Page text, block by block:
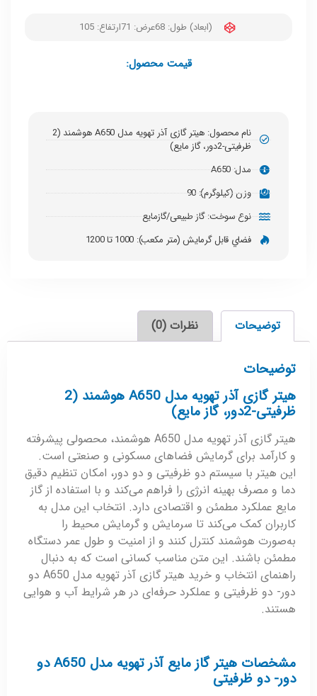
(ابعاد) طول: 68 عرض: 71 ارتفاع: 105
قیمت محصول:
نام محصول: هیتر گازی آذر تهویه مدل A650 هوشمند (2
ظرفیتی-2دور، گاز مایع)
مدل: A650
وزن (کیلوگرم): 90
نوع سوخت: گاز طبیعی/گازمایع
فضاي قابل گرمايش (متر مكعب): 1000 تا 1200
توضیحات نظرات (0)
توضیحات
هیتر گازی آذر تهویه مدل A650 هوشمند (2
ظرفیتی-2دور، گاز مایع)
هیتر گازی آذر تهویه مدل A650 هوشمند، محصولی پیشرفته
و کارآمد برای گرمایش فضاهای مسکونی و صنعتی است.
این هیتر با سیستم دو ظرفیتی و دو دور، امکان تنظیم دقیق
دما و مصرف بهینه انرژی را فراهم می‌کند و با استفاده از گاز
مایع عملکرد مطمئن و اقتصادی دارد. انتخاب این مدل به
کاربران کمک می‌کند تا سرمایش و گرمایش محیط را
به‌صورت هوشمند کنترل کنند و از امنیت و طول عمر دستگاه
مطمئن باشند. این متن مناسب کسانی است که به دنبال
راهنمای انتخاب و خرید هیتر گازی آذر تهویه مدل A650 دو
دور- دو ظرفیتی و عملکرد حرفه‌ای در هر شرایط آب و هوایی
هستند.
مشخصات هیتر گاز مایع آذر تهویه مدل A650 دو
دور- دو ظرفیتی